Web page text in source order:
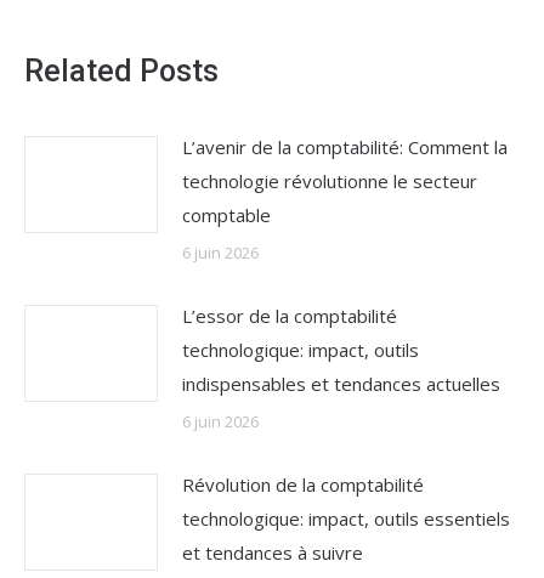
Related Posts
L’avenir de la comptabilité: Comment la
technologie révolutionne le secteur
comptable
6 juin 2026
L’essor de la comptabilité
technologique: impact, outils
indispensables et tendances actuelles
6 juin 2026
Révolution de la comptabilité
technologique: impact, outils essentiels
et tendances à suivre